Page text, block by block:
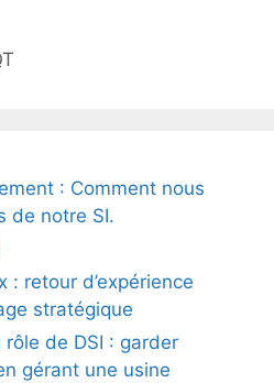
: Comment nous
de notre SI.
: retour d’expérience
stratégique
de DSI : garder
gérant une usine